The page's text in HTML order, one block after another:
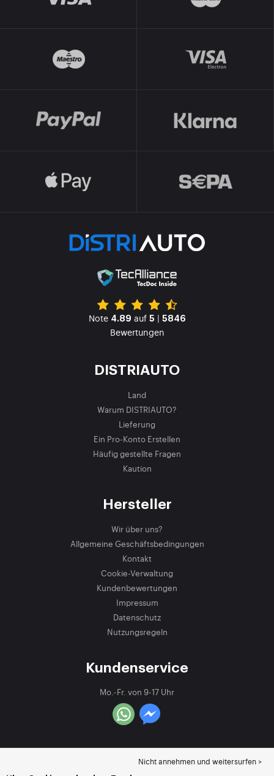
Note 4.89 auf 5 | 5846
Bewertungen
DISTRIAUTO
Land
Warum DISTRIAUTO?
Lieferung
Ein Pro-Konto Erstellen
Häufig gestellte Fragen
Kaution
Hersteller
Wir über uns?
Allgemeine Geschäftsbedingungen
Kontakt
Cookie-Verwaltung
Kundenbewertungen
Impressum
Datenschutz
Nutzungsregeln
Kundenservice
Mo.-Fr. von 9-17 Uhr
Nicht annehmen und weitersurfen >